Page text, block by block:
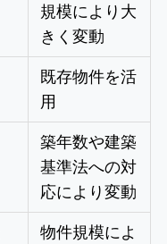
規模により大
きく変動
既存物件を活
用
築年数や建築
基準法への対
応により変動
物件規模によ